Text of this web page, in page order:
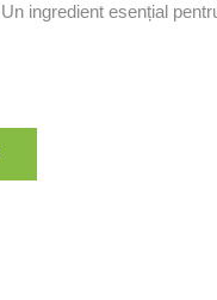
ingredient esențial